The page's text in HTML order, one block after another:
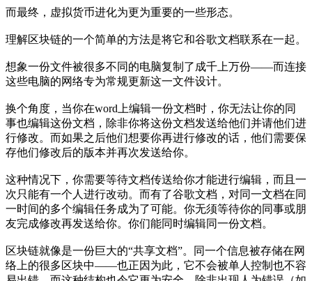
而最终，虚拟货币进化为更为重要的一些形态。
理解区块链的一个简单的方法是将它和谷歌文档联系在一起。
想象一份文件被很多不同的电脑复制了成千上万份——而连接
这些电脑的网络专为常规更新这一文件设计。
换个角度，当你在word上编辑一份文档时，你无法让你的同
事也编辑这份文档，除非你将这份文档发送给他们并请他们进
行修改。而如果之后他们想要你再进行修改的话，他们需要保
存他们修改后的版本并再次发送给你。
这种情况下，你需要等待文档传送给你才能进行编辑，而且一
次只能有一个人进行改动。而有了谷歌文档，对同一文档在同
一时间的多个编辑任务成为了可能。你无须等待你的同事或朋
友完成修改再发送给你。你们能同时编辑同一份文档。
区块链就像是一份巨大的“共享文档”。同一个信息被存储在网
络上的很多区块中——也正因为此，它不会被单人控制也不容